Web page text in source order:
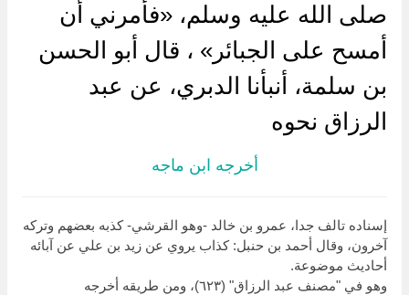
صلى الله عليه وسلم، «فأمرني أن
أمسح على الجبائر» ، قال أبو الحسن
بن سلمة، أنبأنا الدبري، عن عبد
الرزاق نحوه
أخرجه ابن ماجه
إسناده تالف جدا، عمرو بن خالد -وهو القرشي- كذبه بعضهم وتركه
آخرون، وقال أحمد بن حنبل: كذاب يروي عن زيد بن علي عن آبائه
أحاديث موضوعة.
وهو في "مصنف عبد الرزاق" (٦٢٣)، ومن طريقه أخرجه